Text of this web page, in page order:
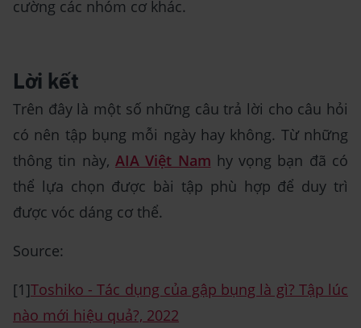
cường các nhóm cơ khác.
Lời kết
Trên đây là một số những câu trả lời cho câu hỏi
có nên tập bụng mỗi ngày hay không. Từ những
thông tin này, AIA Việt Nam hy vọng bạn đã có
thể lựa chọn được bài tập phù hợp để duy trì
được vóc dáng cơ thể.
Source:
[1]Toshiko - Tác dụng của gập bụng là gì? Tập lúc
nào mới hiệu quả?, 2022